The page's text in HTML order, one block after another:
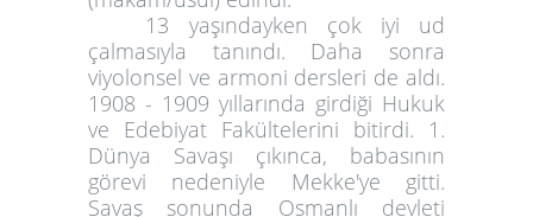
13 yaşındayken çok iyi ud
çalmasıyla tanındı. Daha sonra
viyolonsel ve armoni dersleri de aldı.
1908 - 1909 yıllarında girdiği Hukuk
ve Edebiyat Fakültelerini bitirdi. 1.
Dünya Savaşı çıkınca, babasının
görevi nedeniyle Mekke'ye gitti.
Savaş sonunda Osmanlı devleti